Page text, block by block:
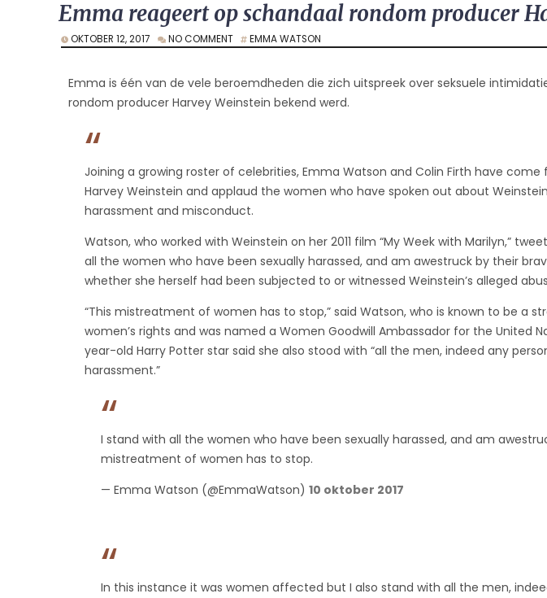
Emma reageert op schandaal rondom producer
OKTOBER 12, 2017 NO COMMENT EMMA WATSON
Emma is één van de vele beroemdheden die zich uitspreek over seksuele
rondom producer Harvey Weinstein bekend werd.
Joining a growing roster of celebrities, Emma Watson and Colin Firth have
Harvey Weinstein and applaud the women who have spoken out about
harassment and misconduct.
Watson, who worked with Weinstein on her 2011 film “My Week with Marilyn,”
all the women who have been sexually harassed, and am awestruck by their
whether she herself had been subjected to or witnessed Weinstein’s alleged
“This mistreatment of women has to stop,” said Watson, who is known to be a
women’s rights and was named a Women Goodwill Ambassador for the United
year-old Harry Potter star said she also stood with “all the men, indeed any
harassment.”
I stand with all the women who have been sexually harassed, and am
mistreatment of women has to stop.
— Emma Watson (@EmmaWatson) 10 oktober 2017
In this instance it was women affected but I also stand with all the men,